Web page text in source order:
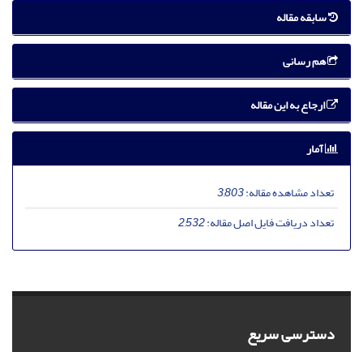
سابقه مقاله
هم رسانی
ارجاع به این مقاله
آمار
تعداد مشاهده مقاله:3,803
تعداد دریافت فایل اصل مقاله:2,532
دسترسی سریع